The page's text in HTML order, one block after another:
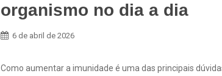
organismo no dia a dia
6 de abril de 2026
Como aumentar a imunidade é uma das principais